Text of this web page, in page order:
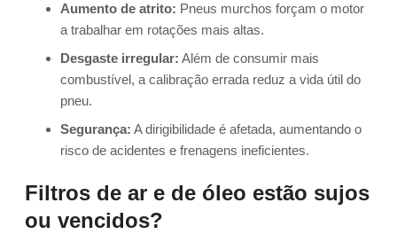
Aumento de atrito: Pneus murchos forçam o motor
a trabalhar em rotações mais altas.
Desgaste irregular: Além de consumir mais
combustível, a calibração errada reduz a vida útil do
pneu.
Segurança: A dirigibilidade é afetada, aumentando o
risco de acidentes e frenagens ineficientes.
Filtros de ar e de óleo estão sujos
ou vencidos?